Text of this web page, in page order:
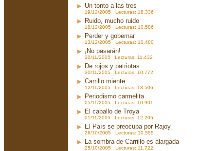
Un tonto a las tres
19/12/2005 Lecturas: 18.336
Ruido, mucho ruido
18/12/2005 Lecturas: 10.586
Perder y gobernar
13/12/2005 Lecturas: 10.480
¡No pasarán!
30/11/2005 Lecturas: 11.432
De rojos y patriotas
30/11/2005 Lecturas: 10.772
Carrillo miente
12/11/2005 Lecturas: 13.506
Periodismo carmelita
05/11/2005 Lecturas: 10.901
El caballo de Troya
01/11/2005 Lecturas: 12.205
El País se preocupa por Rajoy
26/10/2005 Lecturas: 10.555
La sombra de Carrillo es alargada
25/10/2005 Lecturas: 11.722